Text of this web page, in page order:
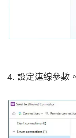
4. 設定連線參數。